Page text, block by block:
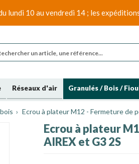
lundi 10 au vendredi 14 ; les
Réseaux d'air Granulés / Bois /
Ecrou à plateur M12 - Fermeture de
Ecrou à plateur
AIREX et G3 2S